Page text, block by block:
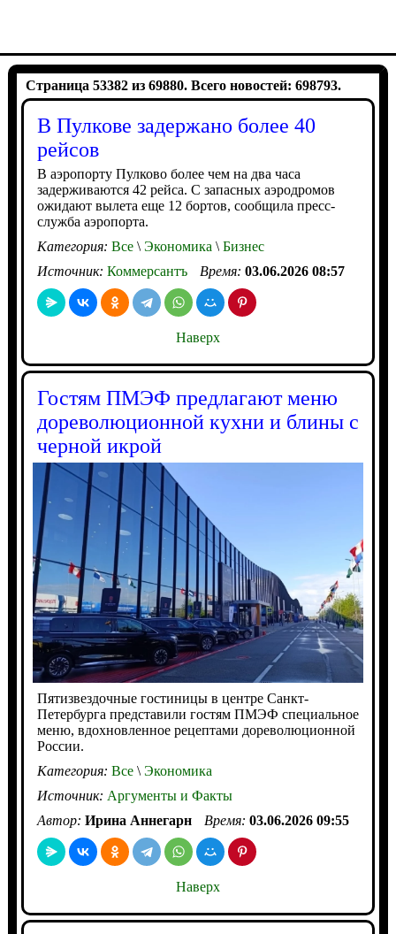
Страница 53382 из 69880. Всего новостей: 698793.
В Пулкове задержано более 40
рейсов
В аэропорту Пулково более чем на два часа
задерживаются 42 рейса. С запасных аэродромов
ожидают вылета еще 12 бортов, сообщила пресс-
служба аэропорта.
Категория: Все\Экономика \Бизнес
Источник: Коммерсантъ Время: 03.06.2026 08:57
Наверх
Гостям ПМЭФ предлагают меню
дореволюционной кухни и блины с
черной икрой
Пятизвездочные гостиницы в центре Санкт-
Петербурга представили гостям ПМЭФ специальное
меню, вдохновленное рецептами дореволюционной
России.
Категория: Все\Экономика
Источник: Аргументы и Факты
Автор: Ирина Аннегарн Время: 03.06.2026 09:55
Наверх